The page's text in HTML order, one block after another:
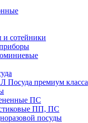
и сотейники
премиум класса
ПС
ПП, ПС
посуды